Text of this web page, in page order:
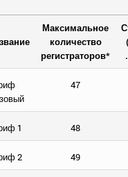
Максимальное
количество
регистраторов*
47
1 48
2 49